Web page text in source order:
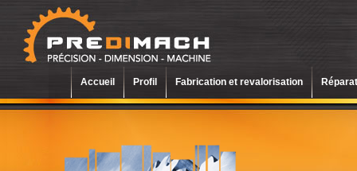
Accueil Profil Fabrication et revalorisation